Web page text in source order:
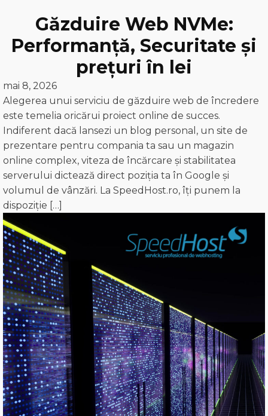
Găzduire Web NVMe:
Performanță, Securitate și
prețuri în lei
mai 8, 2026
Alegerea unui serviciu de găzduire web de încredere
este temelia oricărui proiect online de succes.
Indiferent dacă lansezi un blog personal, un site de
prezentare pentru compania ta sau un magazin
online complex, viteza de încărcare și stabilitatea
serverului dictează direct poziția ta în Google și
volumul de vânzări. La SpeedHost.ro, îți punem la
dispoziție […]